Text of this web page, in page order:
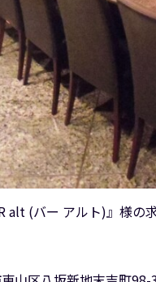
alt (バー アルト)』様の